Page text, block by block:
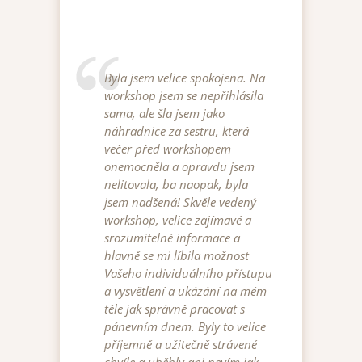
Byla jsem velice spokojena. Na
workshop jsem se nepřihlásila
sama, ale šla jsem jako
náhradnice za sestru, která
večer před workshopem
onemocněla a opravdu jsem
nelitovala, ba naopak, byla
jsem nadšená! Skvěle vedený
workshop, velice zajímavé a
srozumitelné informace a
hlavně se mi líbila možnost
Vašeho individuálního přístupu
a vysvětlení a ukázání na mém
těle jak správně pracovat s
pánevním dnem. Byly to velice
příjemně a užitečně strávené